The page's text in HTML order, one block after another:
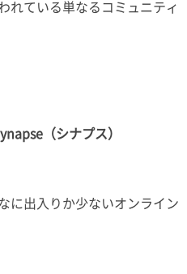
れている単なるコミュニティ
（シナプス）
に出入りか少ないオンライン